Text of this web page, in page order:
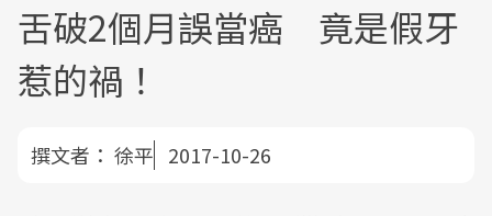
舌破2個月誤當癌 竟是假牙
惹的禍！
撰文者： 徐平 2017-10-26